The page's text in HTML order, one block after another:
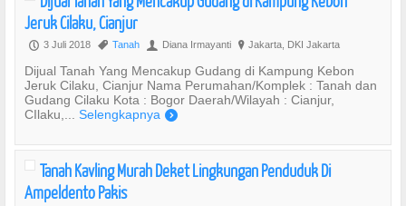
Jeruk Cilaku, Cianjur
P 3 Juli 2018 , Tanah U Diana Irmayanti ? Jakarta, DKI Jakarta
Dijual Tanah Yang Mencakup Gudang di Kampung Kebon
Jeruk Cilaku, Cianjur Nama Perumahan/Komplek : Tanah dan
Gudang Cilaku Kota : Bogor Daerah/Wilayah : Cianjur,
CIlaku,... Selengkapnya )
Tanah Kavling Murah Deket Lingkungan Penduduk Di
Ampeldento Pakis